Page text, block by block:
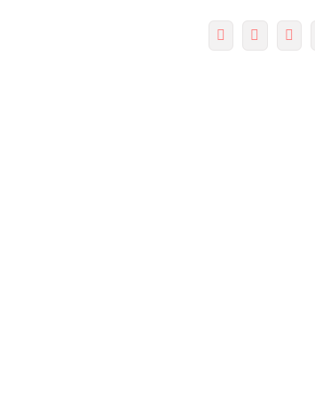
FacebookTwitter